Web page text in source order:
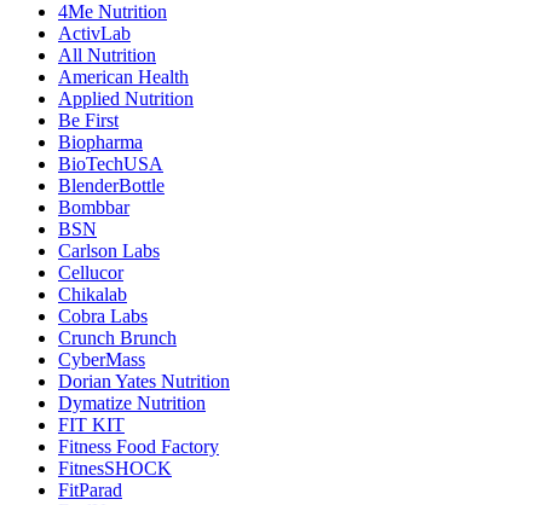
4Me Nutrition
ActivLab
All Nutrition
American Health
Applied Nutrition
Be First
Biopharma
BioTechUSA
BlenderBottle
Bombbar
BSN
Carlson Labs
Cellucor
Chikalab
Cobra Labs
Crunch Brunch
CyberMass
Dorian Yates Nutrition
Dymatize Nutrition
FIT KIT
Fitness Food Factory
FitnesSHOCK
FitParad